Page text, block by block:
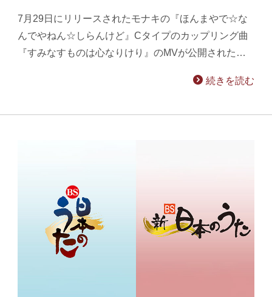
7月29日にリリースされたモナキの『ほんまやで☆な
んでやねん☆しらんけど』Cタイプのカップリング曲
『すみなすものは心なりけり』のMVが公開された…
続きを読む